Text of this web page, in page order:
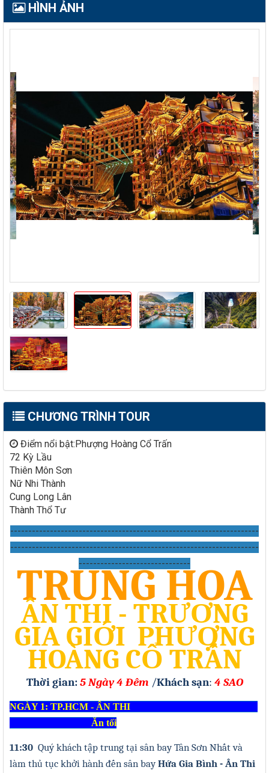
HÌNH ẢNH
CHƯƠNG TRÌNH TOUR
Điểm nổi bật:Phượng Hoàng Cổ Trấn
72 Kỳ Lầu
Thiên Môn Sơn
Nữ Nhi Thành
Cung Long Lân
Thành Thổ Tư
---------------------------------------------------------------------
---------------------------------------------------------------------
-------------------------------
TRUNG HOA
ÂN THI - TRƯƠNG
GIA GIỚI PHƯỢNG
HOÀNG CỔ TRẤN
Thời gian: 5Ngày4 Đêm /Khách sạn: 4 SAO
NGÀY 1: TP.HCM - ÂN THI
Ăn tối
11:30 Quý khách tập trung tại sân bay Tân Sơn Nhất và
làm thủ tục khởi hành đến sân bayHứa Gia Bình - Ân Thi